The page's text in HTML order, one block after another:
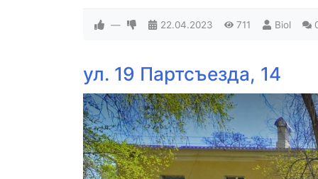
— 22.04.2023 711 Biol
ул. 19 Партсъезда, 14